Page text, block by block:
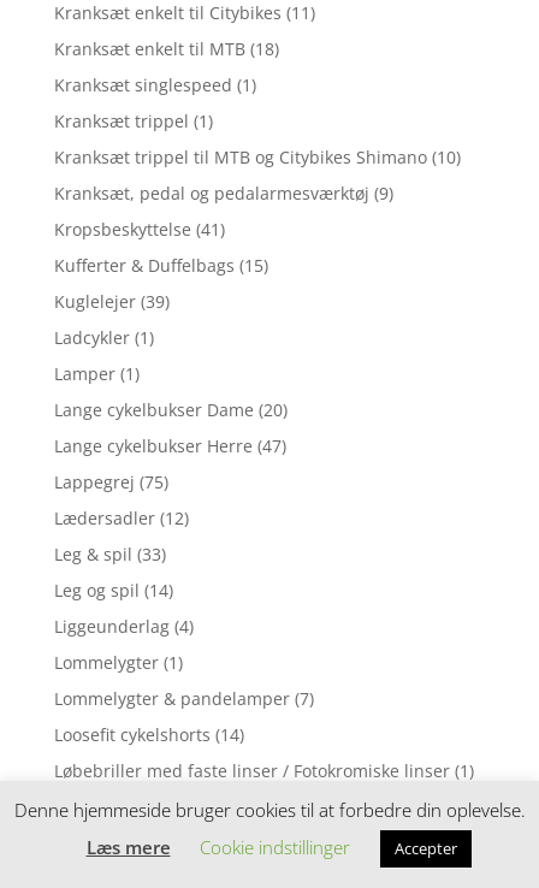
Kranksæt enkelt til Citybikes (11)
Kranksæt enkelt til MTB (18)
Kranksæt singlespeed (1)
Kranksæt trippel (1)
Kranksæt trippel til MTB og Citybikes Shimano (10)
Kranksæt, pedal og pedalarmesværktøj (9)
Kropsbeskyttelse (41)
Kufferter & Duffelbags (15)
Kuglelejer (39)
Ladcykler (1)
Lamper (1)
Lange cykelbukser Dame (20)
Lange cykelbukser Herre (47)
Lappegrej (75)
Lædersadler (12)
Leg & spil (33)
Leg og spil (14)
Liggeunderlag (4)
Lommelygter (1)
Lommelygter & pandelamper (7)
Loosefit cykelshorts (14)
Løbebriller med faste linser / Fotokromiske linser (1)
Løbebriller med styrke (2)
Løbecykel (31)
Denne hjemmeside bruger cookies til at forbedre din oplevelse.
Læs mere
Cookie indstillinger Accepter